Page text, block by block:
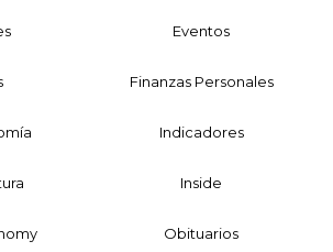
Eventos
Finanzas Personales
Indicadores
Inside
Obituarios